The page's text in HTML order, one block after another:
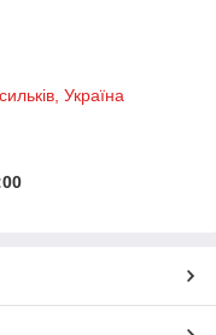
Україна